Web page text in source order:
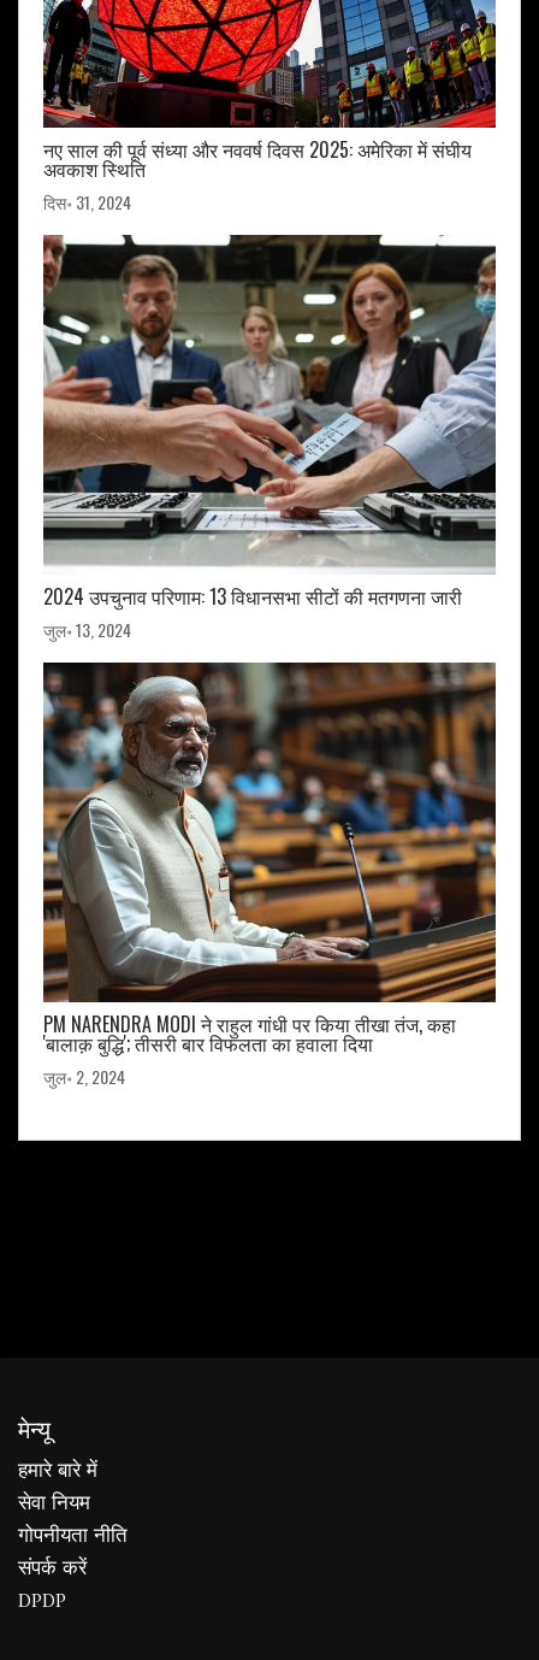
नए साल की पूर्व संध्या और नववर्ष दिवस 2025: अमेरिका में संघीय
अवकाश स्थिति
दिस॰ 31, 2024
2024 उपचुनाव परिणाम: 13 विधानसभा सीटों की मतगणना जारी
जुल॰ 13, 2024
PM NARENDRA MODI ने राहुल गांधी पर किया तीखा तंज, कहा
'बालाक़ बुद्धि'; तीसरी बार विफलता का हवाला दिया
जुल॰ 2, 2024
मेन्यू
हमारे बारे में
सेवा नियम
गोपनीयता नीति
संपर्क करें
DPDP